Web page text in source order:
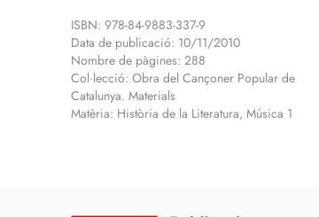
ISBN: 978-84-9883-337-9
Data de publicació: 10/11/2010
Nombre de pàgines: 288
Col·lecció: Obra del Cançoner Popular de
Catalunya. Materials
Matèria: Història de la Literatura, Música 1